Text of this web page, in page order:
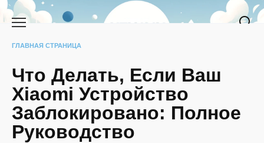
Перейти
ГЛАВНАЯ СТРАНИЦА
Что Делать, Если Ваш
Xiaomi Устройство
Заблокировано: Полное
Руководство